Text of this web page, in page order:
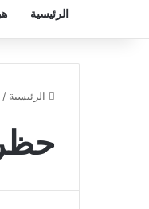
الرئيسية
الرئيسية /